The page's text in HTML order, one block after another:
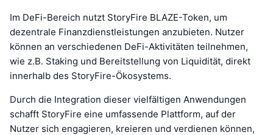
Im DeFi-Bereich nutzt StoryFire BLAZE-Token, um
dezentrale Finanzdienstleistungen anzubieten. Nutzer
können an verschiedenen DeFi-Aktivitäten teilnehmen,
wie z.B. Staking und Bereitstellung von Liquidität, direkt
innerhalb des StoryFire-Ökosystems.
Durch die Integration dieser vielfältigen Anwendungen
schafft StoryFire eine umfassende Plattform, auf der
Nutzer sich engagieren, kreieren und verdienen können,